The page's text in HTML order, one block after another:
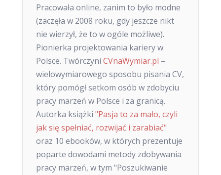
Pracowała online, zanim to było modne
(zaczęła w 2008 roku, gdy jeszcze nikt
nie wierzył, że to w ogóle możliwe).
Pionierka projektowania kariery w
Polsce. Twórczyni CVnaWymiar.pl –
wielowymiarowego sposobu pisania CV,
który pomógł setkom osób w zdobyciu
pracy marzeń w Polsce i za granicą.
Autorka książki "Pasja to za mało, czyli
jak się spełniać, rozwijać i zarabiać"
oraz 10 ebooków, w których prezentuje
poparte dowodami metody zdobywania
pracy marzeń, w tym "Poszukiwanie